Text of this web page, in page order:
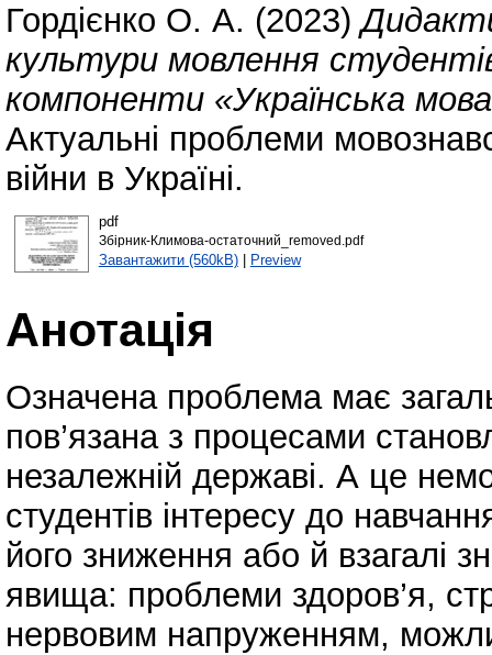
Гордієнко О. А. (2023)
культури мовлення
компоненти «Українська
Актуальні проблеми
війни в Україні.
pdf
Збірник-Климова-остаточний_removed.pdf
Завантажити (560kB)| Preview
Анотація
Означена проблема має
пов’язана з процесами
незалежній державі. А це
студентів інтересу до
його зниження або й взагалі
явища: проблеми здоров’я,
нервовим напруженням,